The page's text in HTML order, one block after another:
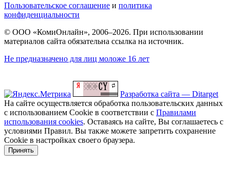
Пользовательское соглашение и политика
конфиденциальности
© ООО «КомиОнлайн», 2006–2026. При использовании
материалов сайта обязательна ссылка на источник.
Не предназначено для лиц моложе 16 лет
Разработка сайта — Ditarget
На сайте осуществляется обработка пользовательских данных
с использованием Cookie в соответствии с Правилами
использования cookies. Оставаясь на сайте, Вы соглашаетесь с
условиями Правил. Вы также можете запретить сохранение
Cookie в настройках своего браузера.
Принять